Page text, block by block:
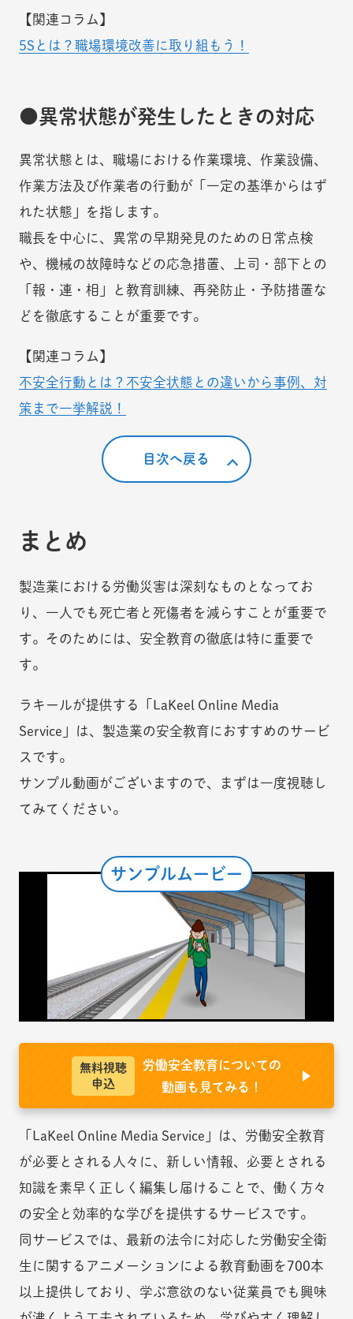
【関連コラム】
5Sとは？職場環境改善に取り組もう！
異常状態が発生したときの対応
異常状態とは、職場における作業環境、作業設備、
作業方法及び作業者の行動が「一定の基準からはず
れた状態」を指します。
職長を中心に、異常の早期発見のための日常点検
や、機械の故障時などの応急措置、上司・部下との
「報・連・相」と教育訓練、再発防止・予防措置な
どを徹底することが重要です。
【関連コラム】
不安全行動とは？不安全状態との違いから事例、対
策まで一挙解説！
目次へ戻る
まとめ
製造業における労働災害は深刻なものとなってお
り、一人でも死亡者と死傷者を減らすことが重要で
す。そのためには、安全教育の徹底は特に重要で
す。
ラキールが提供する「LaKeel Online Media
Service」は、製造業の安全教育におすすめのサービ
スです。
サンプル動画がございますので、まずは一度視聴し
てみてください。
サンプルムービー
無料視聴
申込
労働安全教育についての
動画も見てみる！
「LaKeel Online Media Service」は、労働安全教育
が必要とされる人々に、新しい情報、必要とされる
知識を素早く正しく編集し届けることで、働く方々
の安全と効率的な学びを提供するサービスです。
同サービスでは、最新の法令に対応した労働安全衛
生に関するアニメーションによる教育動画を700本
以上提供しており、学ぶ意欲のない従業員でも興味